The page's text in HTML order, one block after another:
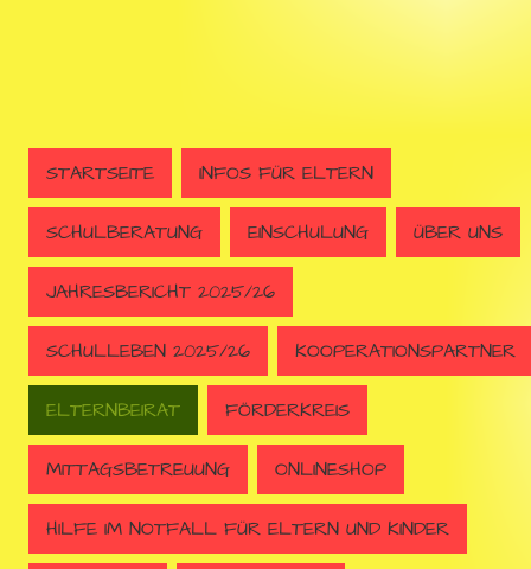
STARTSEITE INFOS FÜR ELTERN
SCHULBERATUNG EINSCHULUNG ÜBER UNS
JAHRESBERICHT 2025/26
SCHULLEBEN 2025/26 KOOPERATIONSPARTNER
ELTERNBEIRAT FÖRDERKREIS
MITTAGSBETREUUNG ONLINESHOP
HILFE IM NOTFALL FÜR ELTERN UND KINDER